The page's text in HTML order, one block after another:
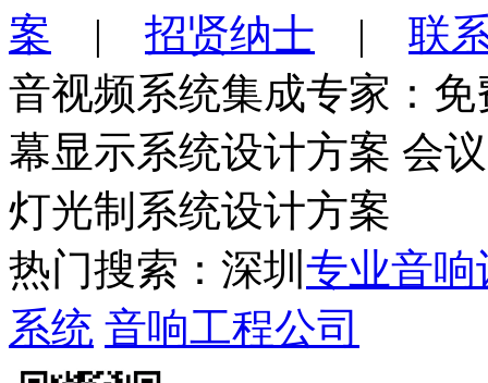
案 | 招贤纳士 | 联
音视频系统集成专家：
幕显示系统设计方案 会
灯光制系统设计方案
热门搜索：深圳 专业音响
系统 音响工程公司